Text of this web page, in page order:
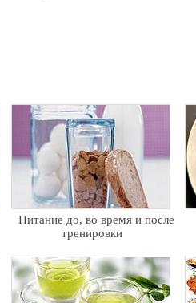
Питание до, во время и после
тренировки